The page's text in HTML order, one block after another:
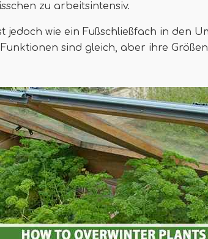
zu arbeitsintensiv.
jedoch wie ein Fußschließfach in den
Funktionen sind gleich, aber ihre